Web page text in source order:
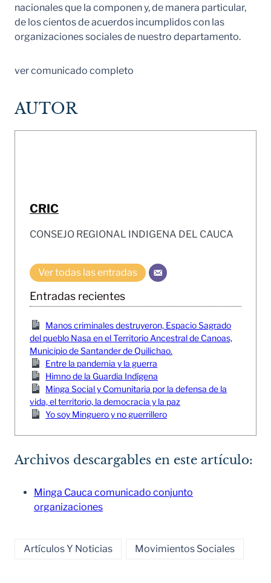
nacionales que la componen y, de manera particular,
de los cientos de acuerdos incumplidos con las
organizaciones sociales de nuestro departamento.
ver comunicado completo
AUTOR
CRIC
CONSEJO REGIONAL INDIGENA DEL CAUCA
Ver todas las entradas
Entradas recientes
Manos criminales destruyeron, Espacio Sagrado
del pueblo Nasa en el Territorio Ancestral de Canoas,
Municipio de Santander de Quilichao.
Entre la pandemia y la guerra
Himno de la Guardia Indígena
Minga Social y Comunitaria por la defensa de la
vida, el territorio, la democracia y la paz
Yo soy Minguero y no guerrillero
Archivos descargables en este artículo:
Minga Cauca comunicado conjunto
organizaciones
Artículos Y Noticias Movimientos Sociales